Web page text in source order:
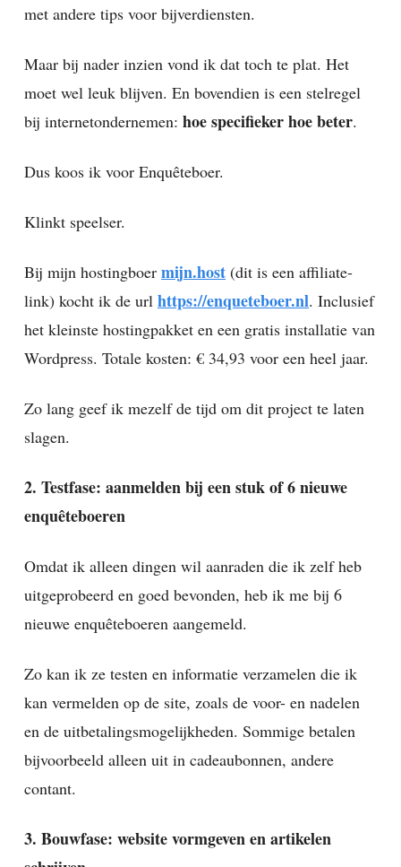
met andere tips voor bijverdiensten.
Maar bij nader inzien vond ik dat toch te plat. Het
moet wel leuk blijven. En bovendien is een stelregel
bij internetondernemen: hoe specifieker hoe beter.
Dus koos ik voor Enquêteboer.
Klinkt speelser.
Bij mijn hostingboer mijn.host (dit is een affiliate-
link) kocht ik de url https://enqueteboer.nl. Inclusief
het kleinste hostingpakket en een gratis installatie van
Wordpress. Totale kosten: € 34,93 voor een heel jaar.
Zo lang geef ik mezelf de tijd om dit project te laten
slagen.
2. Testfase: aanmelden bij een stuk of 6 nieuwe
enquêteboeren
Omdat ik alleen dingen wil aanraden die ik zelf heb
uitgeprobeerd en goed bevonden, heb ik me bij 6
nieuwe enquêteboeren aangemeld.
Zo kan ik ze testen en informatie verzamelen die ik
kan vermelden op de site, zoals de voor- en nadelen
en de uitbetalingsmogelijkheden. Sommige betalen
bijvoorbeeld alleen uit in cadeaubonnen, andere
contant.
3. Bouwfase: website vormgeven en artikelen